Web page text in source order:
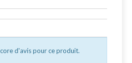
d'avis pour ce produit.